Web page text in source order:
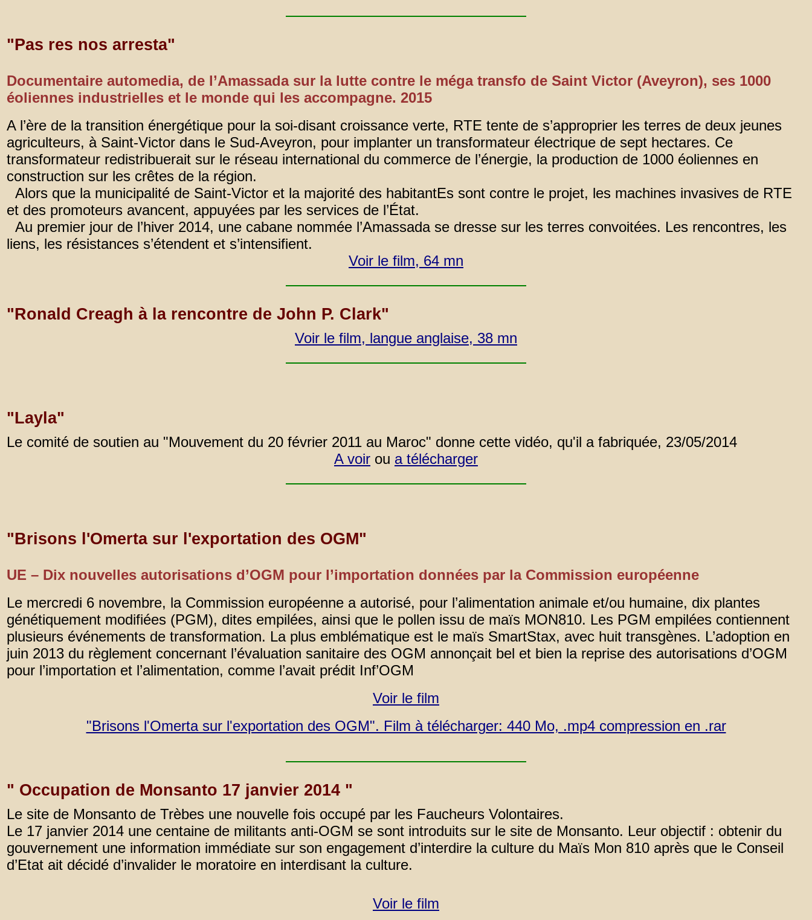
"Pas res nos arresta"
Documentaire automedia, de l’Amassada sur la lutte contre le méga transfo de Saint Victor (Aveyron), ses 1000
éoliennes industrielles et le monde qui les accompagne. 2015
A l’ère de la transition énergétique pour la soi-disant croissance verte, RTE tente de s’approprier les terres de deux jeunes
agriculteurs, à Saint-Victor dans le Sud-Aveyron, pour implanter un transformateur électrique de sept hectares. Ce
transformateur redistribuerait sur le réseau international du commerce de l’énergie, la production de 1000 éoliennes en
construction sur les crêtes de la région.
Alors que la municipalité de Saint-Victor et la majorité des habitantEs sont contre le projet, les machines invasives de RTE
et des promoteurs avancent, appuyées par les services de l’État.
Au premier jour de l’hiver 2014, une cabane nommée l’Amassada se dresse sur les terres convoitées. Les rencontres, les
liens, les résistances s’étendent et s’intensifient.
Voir le film, 64 mn
"Ronald Creagh à la rencontre de John P. Clark"
Voir le film, langue anglaise, 38 mn
"Layla"
Le comité de soutien au "Mouvement du 20 février 2011 au Maroc" donne cette vidéo, qu'il a fabriquée, 23/05/2014
A voir ou a télécharger
"Brisons l'Omerta sur l'exportation des OGM"
UE – Dix nouvelles autorisations d’OGM pour l’importation données par la Commission européenne
Le mercredi 6 novembre, la Commission européenne a autorisé, pour l’alimentation animale et/ou humaine, dix plantes
génétiquement modifiées (PGM), dites empilées, ainsi que le pollen issu de maïs MON810. Les PGM empilées contiennent
plusieurs événements de transformation. La plus emblématique est le maïs SmartStax, avec huit transgènes. L’adoption en
juin 2013 du règlement concernant l’évaluation sanitaire des OGM annonçait bel et bien la reprise des autorisations d’OGM
pour l’importation et l’alimentation, comme l’avait prédit Inf’OGM
Voir le film
"Brisons l'Omerta sur l'exportation des OGM". Film à télécharger: 440 Mo, .mp4 compression en .rar
" Occupation de Monsanto 17 janvier 2014 "
Le site de Monsanto de Trèbes une nouvelle fois occupé par les Faucheurs Volontaires.
Le 17 janvier 2014 une centaine de militants anti-OGM se sont introduits sur le site de Monsanto. Leur objectif : obtenir du
gouvernement une information immédiate sur son engagement d’interdire la culture du Maïs Mon 810 après que le Conseil
d’Etat ait décidé d’invalider le moratoire en interdisant la culture.
Voir le film